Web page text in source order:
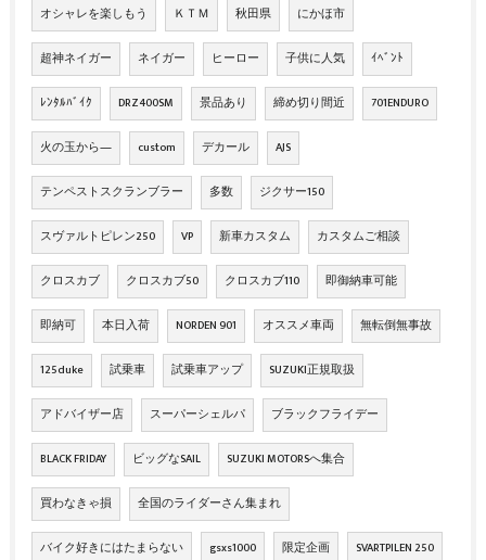
オシャレを楽しもう ＫＴＭ 秋田県 にかほ市
超神ネイガー ネイガー ヒーロー 子供に人気 ｲﾍﾞﾝﾄ
ﾚﾝﾀﾙﾊﾞｲｸ DRZ400SM 景品あり 締め切り間近 701ENDURO
火の玉から― custom デカール AJS
テンペストスクランブラー 多数 ジクサー150
スヴァルトピレン250 VP 新車カスタム カスタムご相談
クロスカブ クロスカブ50 クロスカブ110 即御納車可能
即納可 本日入荷 NORDEN 901 オススメ車両 無転倒無事故
125duke 試乗車 試乗車アップ SUZUKI正規取扱
アドバイザー店 スーパーシェルパ ブラックフライデー
BLACK FRIDAY ビッグなSAIL SUZUKI MOTORSへ集合
買わなきゃ損 全国のライダーさん集まれ
バイク好きにはたまらない gsxs1000 限定企画 SVARTPILEN 250